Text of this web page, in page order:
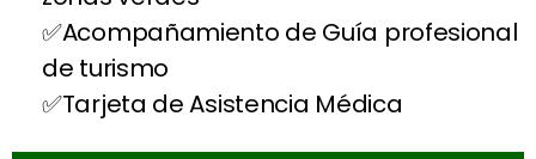
Acompañamiento de Guía profesional
de turismo
Tarjeta de Asistencia Médica